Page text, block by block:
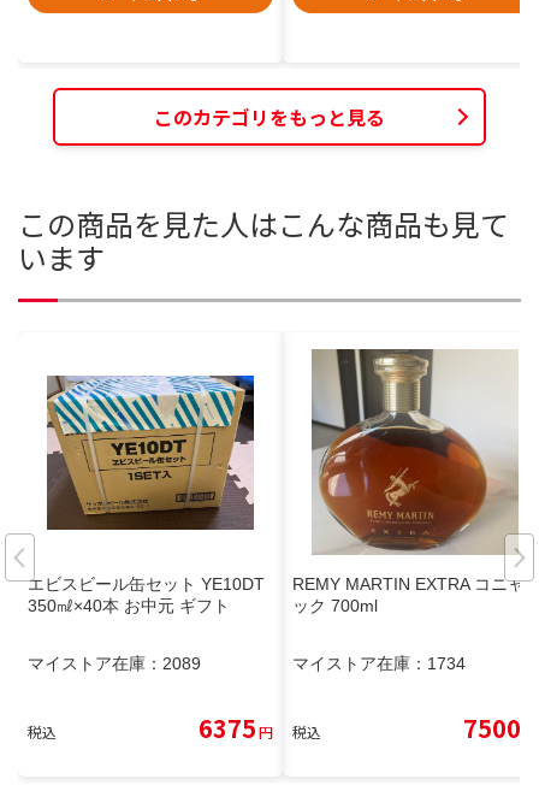
このカテゴリをもっと見る
この商品を見た人はこんな商品も見て
います
エビスビール缶セット YE10DT
350㎖×40本 お中元 ギフト
マイストア在庫： 2089
税込 6375円
REMY MARTIN EXTRA コニャ
ック 700ml
マイストア在庫： 1734
税込 7500